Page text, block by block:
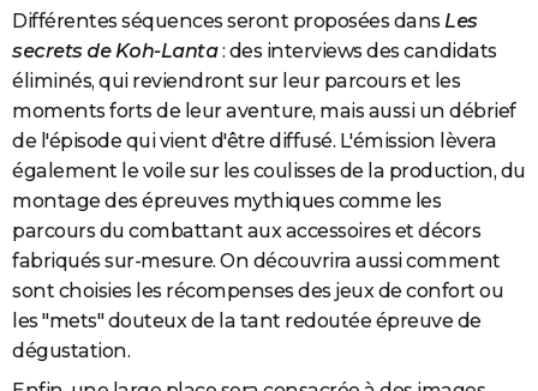
Différentes séquences seront proposées dansLes
secrets de Koh-Lanta: des interviews des candidats
éliminés, qui reviendront sur leur parcours et les
moments forts de leur aventure, mais aussi un débrief
de l'épisode qui vient d'être diffusé. L'émission lèvera
également le voile sur les coulisses de la production, du
montage des épreuves mythiques comme les
parcours du combattant aux accessoires et décors
fabriqués sur-mesure. On découvrira aussi comment
sont choisies les récompenses des jeux de confort ou
les "mets" douteux de la tant redoutée épreuve de
dégustation.